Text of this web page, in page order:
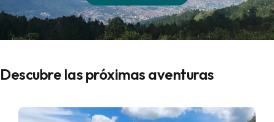
Descubre las próximas aventuras